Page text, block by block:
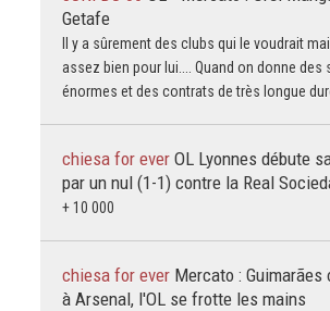
Getafe
Il y a sûrement des clubs qui le voudrait
assez bien pour lui.... Quand on donne des
énormes et des contrats de très longue
chiesa for ever OL Lyonnes débute
par un nul (1-1) contre la Real
+ 10 000
chiesa for ever Mercato :
à Arsenal, l'OL se frotte les mains